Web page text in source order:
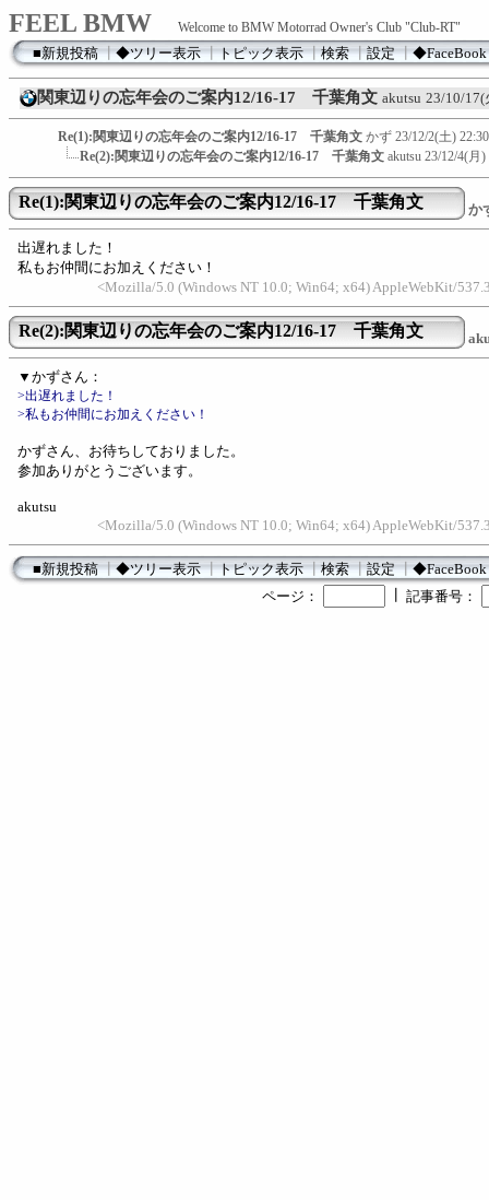
FEEL BMW Welcome to BMW Motorrad Owner's Club "Club-RT"
■新規投稿┃◆ツリー表示┃トピック表示┃検索┃設定┃◆FaceBook
関東辺りの忘年会のご案内12/16-17 千葉角文 akutsu 23/10/17(
Re(1):関東辺りの忘年会のご案内12/16-17 千葉角文 かず 23/12/2(土) 22:30
Re(2):関東辺りの忘年会のご案内12/16-17 千葉角文 akutsu 23/12/4(月)
Re(1):関東辺りの忘年会のご案内12/16-17 千葉角文 か
出遅れました！
私もお仲間にお加えください！
<Mozilla/5.0 (Windows NT 10.0; Win64; x64) AppleWebKit/
Re(2):関東辺りの忘年会のご案内12/16-17 千葉角文
▼かずさん：
>出遅れました！
>私もお仲間にお加えください！
かずさん、お待ちしておりました。
参加ありがとうございます。
akutsu
<Mozilla/5.0 (Windows NT 10.0; Win64; x64) AppleWebKit/
■新規投稿┃◆ツリー表示┃トピック表示┃検索┃設定┃◆FaceBook
ページ：
記事番号：